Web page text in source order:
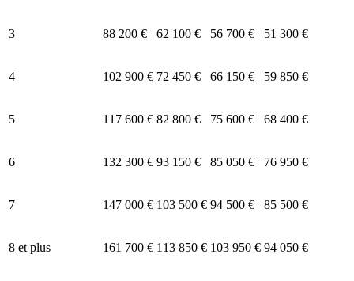
3 88 200 € 62 100 € 56 700 € 51 300 €
4 102 900 € 72 450 € 66 150 € 59 850 €
5 117 600 € 82 800 € 75 600 € 68 400 €
6 132 300 € 93 150 € 85 050 € 76 950 €
7 147 000 € 103 500 € 94 500 € 85 500 €
8 et plus 161 700 € 113 850 € 103 950 € 94 050 €